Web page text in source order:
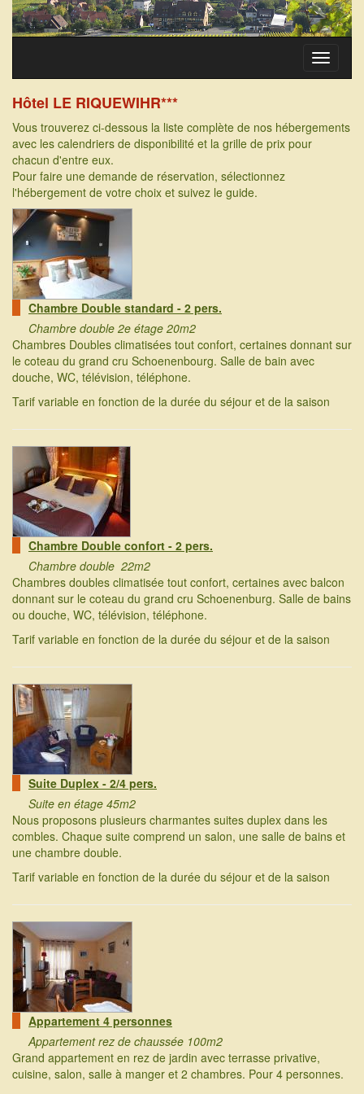
Toggle
Hôtel LE RIQUEWIHR***
Vous trouverez ci-dessous la liste complète de nos hébergements
avec les calendriers de disponibilité et la grille de prix pour
chacun d'entre eux.
Pour faire une demande de réservation, sélectionnez
l'hébergement de votre choix et suivez le guide.
Chambre Double standard - 2 pers.
Chambre double 2e étage 20m2
Chambres Doubles climatisées tout confort, certaines donnant sur
le coteau du grand cru Schoenenbourg. Salle de bain avec
douche, WC, télévision, téléphone.
Tarif variable en fonction de la durée du séjour et de la saison
Chambre Double confort - 2 pers.
Chambre double 22m2
Chambres doubles climatisée tout confort, certaines avec balcon
donnant sur le coteau du grand cru Schoenenburg. Salle de bains
ou douche, WC, télévision, téléphone.
Tarif variable en fonction de la durée du séjour et de la saison
Suite Duplex - 2/4 pers.
Suite en étage 45m2
Nous proposons plusieurs charmantes suites duplex dans les
combles. Chaque suite comprend un salon, une salle de bains et
une chambre double.
Tarif variable en fonction de la durée du séjour et de la saison
Appartement 4 personnes
Appartement rez de chaussée 100m2
Grand appartement en rez de jardin avec terrasse privative,
cuisine, salon, salle à manger et 2 chambres. Pour 4 personnes.